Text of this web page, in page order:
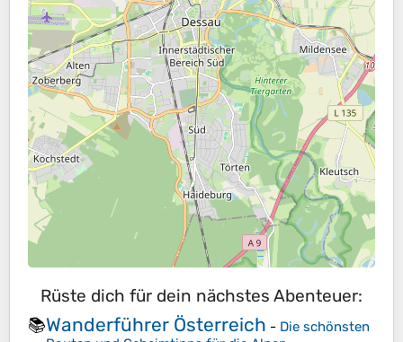
Rüste dich für dein nächstes Abenteuer:
📚Wanderführer Österreich - Die schönsten